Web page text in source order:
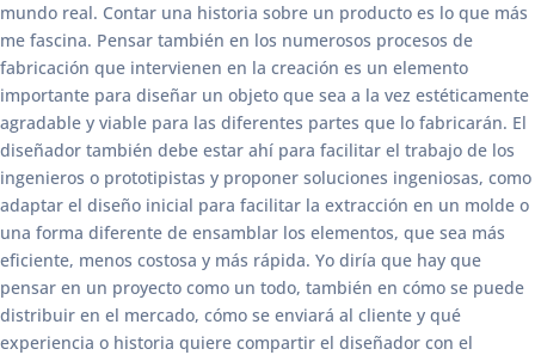
mundo real. Contar una historia sobre un producto es lo que más
me fascina. Pensar también en los numerosos procesos de
fabricación que intervienen en la creación es un elemento
importante para diseñar un objeto que sea a la vez estéticamente
agradable y viable para las diferentes partes que lo fabricarán. El
diseñador también debe estar ahí para facilitar el trabajo de los
ingenieros o prototipistas y proponer soluciones ingeniosas, como
adaptar el diseño inicial para facilitar la extracción en un molde o
una forma diferente de ensamblar los elementos, que sea más
eficiente, menos costosa y más rápida. Yo diría que hay que
pensar en un proyecto como un todo, también en cómo se puede
distribuir en el mercado, cómo se enviará al cliente y qué
experiencia o historia quiere compartir el diseñador con el